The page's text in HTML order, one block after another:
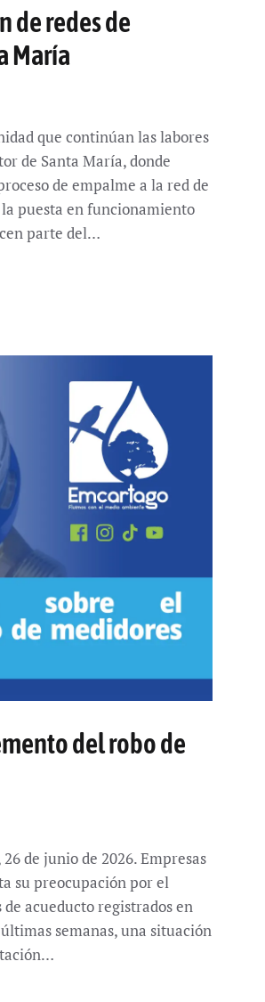
de redes de
María
que continúan las labores
de Santa María, donde
de empalme a la red de
puesta en funcionamiento
parte del…
del robo de
de junio de 2026. Empresas
su preocupación por el
acueducto registrados en
semanas, una situación